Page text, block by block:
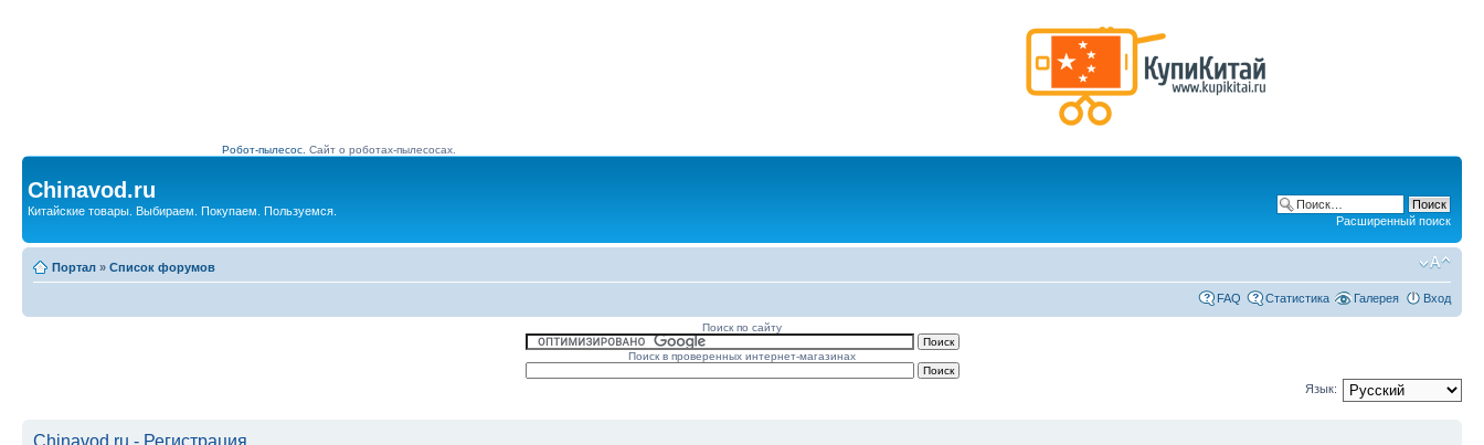
Робот-пылесос. Сайт о роботах-пылесосах.
Chinavod.ru
Китайские товары. Выбираем. Покупаем. Пользуемся.
Расширенный поиск
Портал » Список форумов
FAQ Статистика Галерея Вход
Поиск по сайту
Поиск в проверенных интернет-магазинах
Язык:
Chinavod.ru - Регистрация